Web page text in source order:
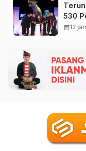
530
calendar_month12